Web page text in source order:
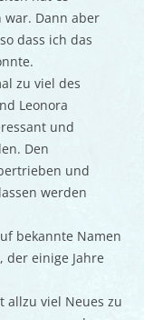
Dann aber
dass ich das
zu viel des
Leonora
und
Den
und
werden
bekannte Namen
der einige Jahre
allzu viel Neues zu